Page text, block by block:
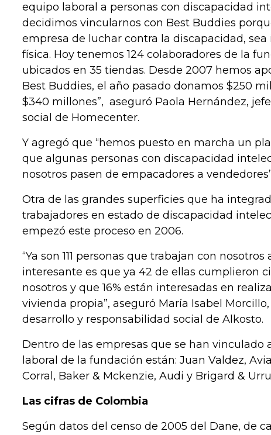
equipo laboral a personas con discapacidad
decidimos vincularnos con Best Buddies
empresa de luchar contra la discapacidad,
física. Hoy tenemos 124 colaboradores de la
ubicados en 35 tiendas. Desde 2007 hemos
Best Buddies, el año pasado donamos $250
$340 millones”, aseguró Paola Hernández,
social de Homecenter.
Y agregó que “hemos puesto en marcha un
que algunas personas con discapacidad
nosotros pasen de empacadores a
Otra de las grandes superficies que ha
trabajadores en estado de discapacidad
empezó este proceso en 2006.
“Ya son 111 personas que trabajan con
interesante es que ya 42 de ellas cumplieron
nosotros y que 16% están interesadas en
vivienda propia”, aseguró María Isabel
desarrollo y responsabilidad social de Alkosto.
Dentro de las empresas que se han vinculado
laboral de la fundación están: Juan Valdez,
Corral, Baker & Mckenzie, Audi y Brigard &
Las cifras de Colombia
Según datos del censo de 2005 del Dane, de